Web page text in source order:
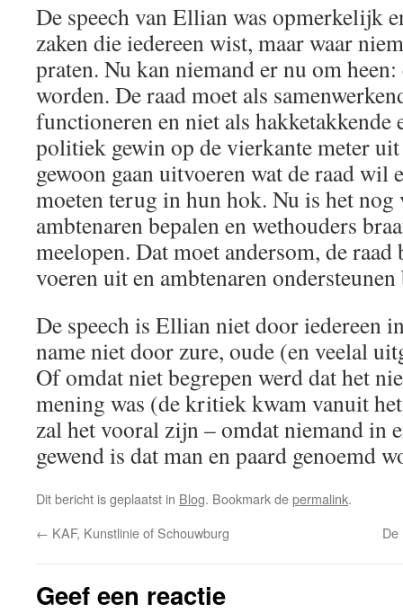
De speech van Ellian was opmerkelijk
zaken die iedereen wist, maar waar
praten. Nu kan niemand er nu om
worden. De raad moet als
functioneren en niet als hakketakkende
politiek gewin op de vierkante meter
gewoon gaan uitvoeren wat de raad wil
moeten terug in hun hok. Nu is het nog
ambtenaren bepalen en wethouders
meelopen. Dat moet andersom, de raad
voeren uit en ambtenaren
De speech is Ellian niet door iedereen
name niet door zure, oude (en veelal
Of omdat niet begrepen werd dat het
mening was (de kritiek kwam vanuit
zal het vooral zijn – omdat niemand in
gewend is dat man en paard genoemd
Dit bericht is geplaatst in Blog. Bookmark depermalink.
← KAF, Kunstlinie of Schouwburg
Geef een reactie